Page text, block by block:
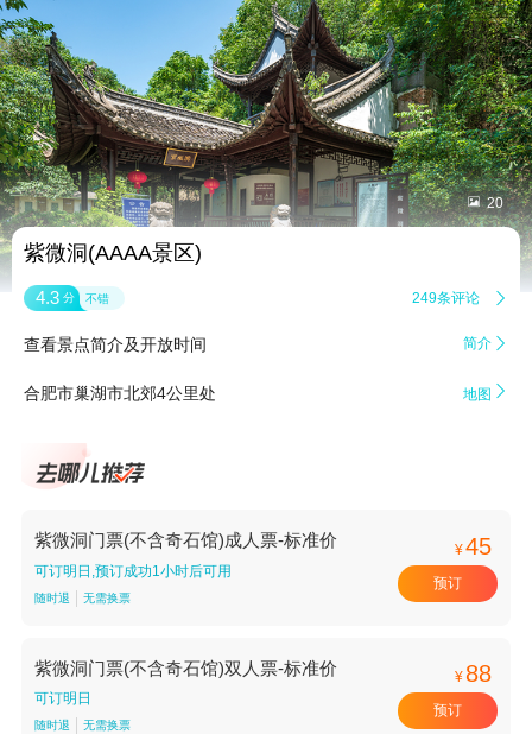
 20
紫微洞(AAAA景区)
4.3 分 不错 249条评论 
查看景点简介及开放时间 简介 
合肥市巢湖市北郊4公里处 地图 
紫微洞门票(不含奇石馆)成人票-标准价
可订明日,预订成功1小时后可用
随时退 无需换票
¥45
预订
紫微洞门票(不含奇石馆)双人票-标准价
可订明日
随时退 无需换票
¥ 88
预订
